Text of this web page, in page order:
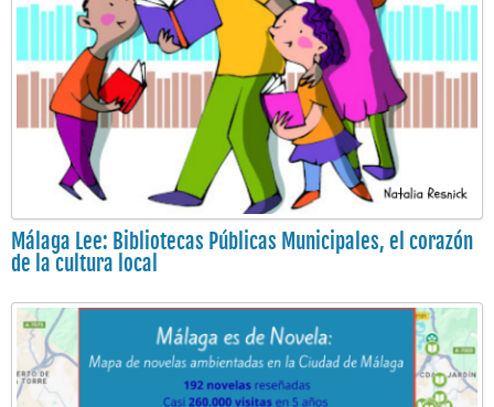
Málaga Lee: Bibliotecas Públicas Municipales, el corazón
de la cultura local